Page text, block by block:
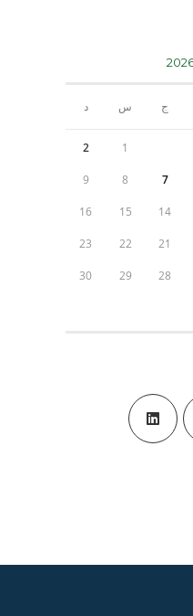
ج س د
1
2
7
8
9
14
15
16
21
22
23
28
29
30